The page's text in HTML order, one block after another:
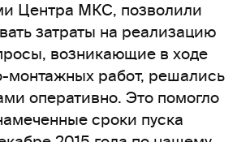
Центра МКС, позволили
затраты на реализацию
возникающие в ходе
монтажных работ, решались
оперативно. Это помогло
сроки пуска